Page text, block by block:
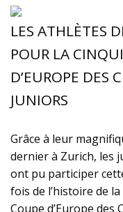
LES ATHLÈTES
POUR LA
D’EUROPE DES
JUNIORS
Grâce à leur
dernier à Zurich, les
ont pu participer
fois de l’histoire de
Coupe d’Europe des